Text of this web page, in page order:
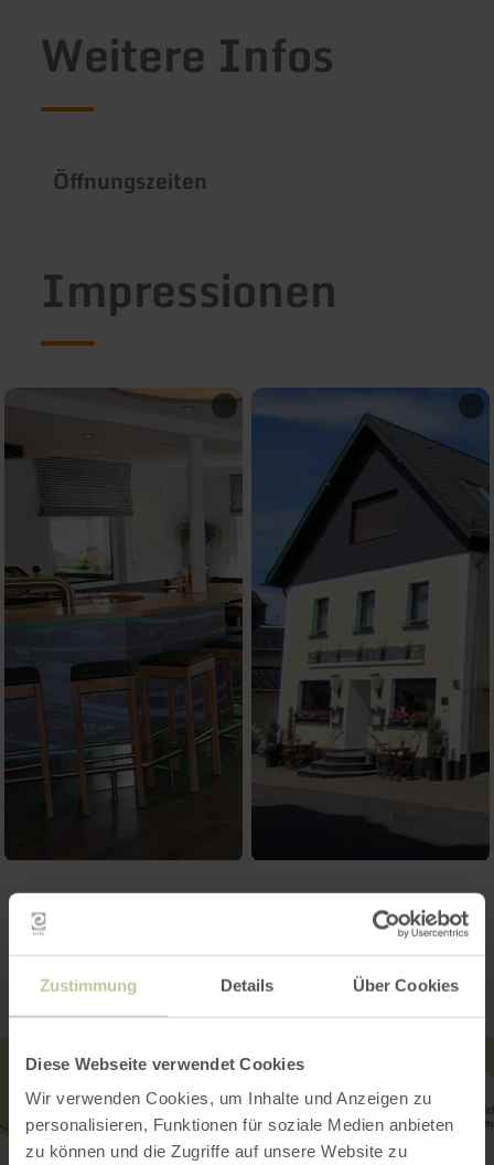
Zustimmung Details Über Cookies
Diese Webseite verwendet Cookies
Wir verwenden Cookies, um Inhalte und Anzeigen zu
personalisieren, Funktionen für soziale Medien anbieten
zu können und die Zugriffe auf unsere Website zu
Weitere Infos
Öffnungszeiten
Impressionen
Kontakt